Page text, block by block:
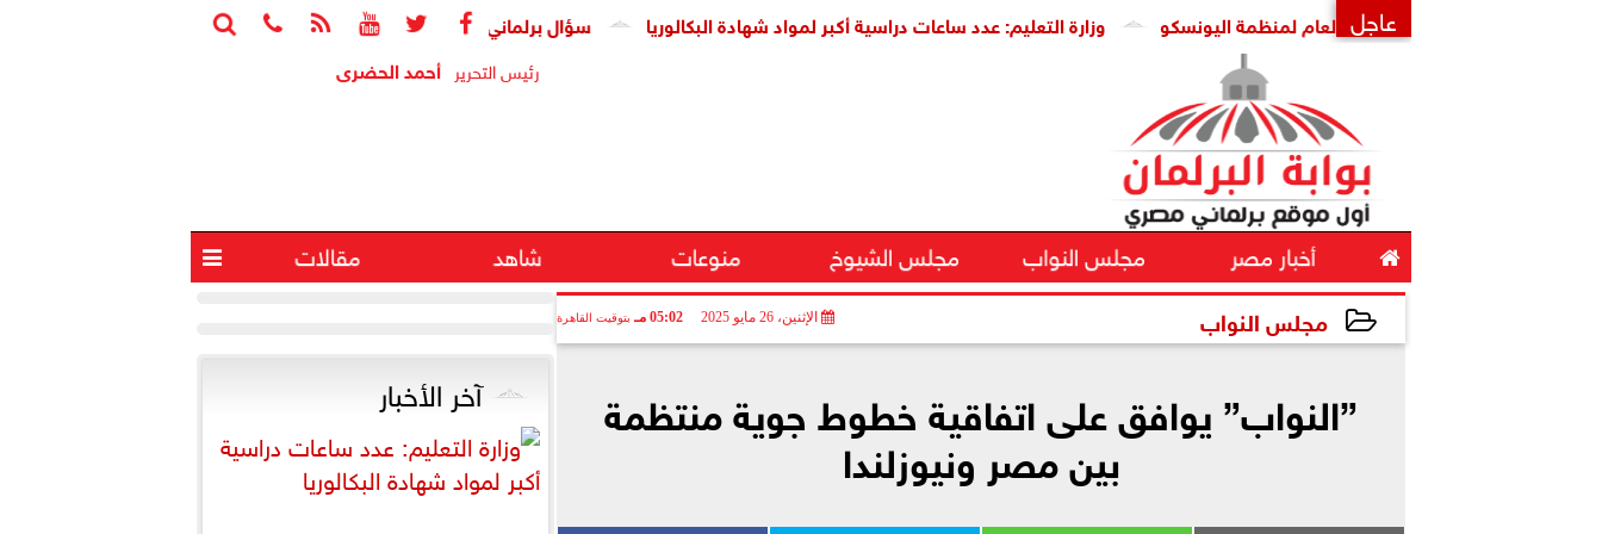





 عاجل سؤال برلماني عن تنامي الاقتصاد الخفي عبر تجارة السوشيال ميديا وزارة التعليم: عدد ساعات دراسية أكبر لمواد شهادة البكالوريا مدبولي يستقبل المدير العام لمنظمة اليونسكو
رئيس التحرير أحمد الحضرى
 أخبار مصر مجلس النواب مجلس الشيوخ منوعات شاهد مقالات 
مجلس النواب الإثنين، 26 مايو 2025 05:02 مـ بتوقيت القاهرة
”النواب” يوافق على اتفاقية خطوط جوية منتظمة
بين مصر ونيوزلندا
آخر الأخبار